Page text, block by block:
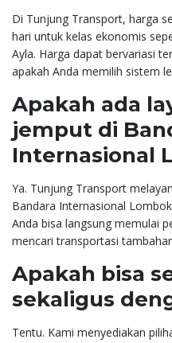
Di Tunjung Transport, harga
hari untuk kelas ekonomis
Ayla. Harga dapat bervariasi
apakah Anda memilih sistem
Apakah ada
jemput di
Internasional
Ya. Tunjung Transport
Bandara Internasional
Anda bisa langsung memulai
mencari transportasi
Apakah bisa
sekaligus
Tentu. Kami menyediakan